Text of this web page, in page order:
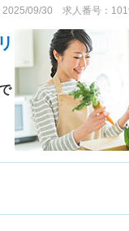
2025/09/30 求人番号：